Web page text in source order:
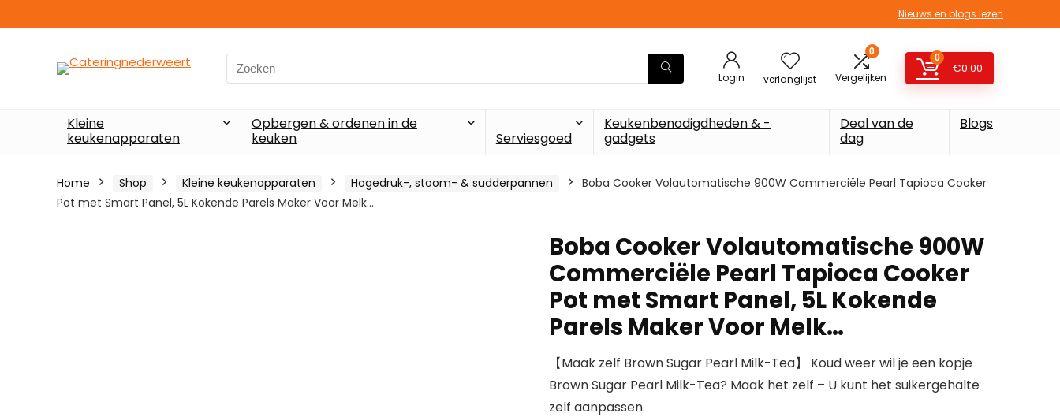
Nieuws en blogs lezen
Search
for:
Login verlanglijst
0
Vergelijken
0
€0.00
Kleine
keukenapparaten
Opbergen & ordenen in de
keuken
Serviesgoed
Keukenbenodigdheden & -
gadgets
Deal van de
dag
Blogs
Home Shop Kleine keukenapparaten Hogedruk-, stoom- & sudderpannen
Boba Cooker Volautomatische 900W Commerciële Pearl Tapioca Cooker
Pot met Smart Panel, 5L Kokende Parels Maker Voor Melk…
Boba Cooker Volautomatische 900W
Commerciële Pearl Tapioca Cooker
Pot met Smart Panel, 5L Kokende
Parels Maker Voor Melk…
【Maak zelf Brown Sugar Pearl Milk-Tea】 Koud weer wil je een kopje
Brown Sugar Pearl Milk-Tea? Maak het zelf – U kunt het suikergehalte
zelf aanpassen.